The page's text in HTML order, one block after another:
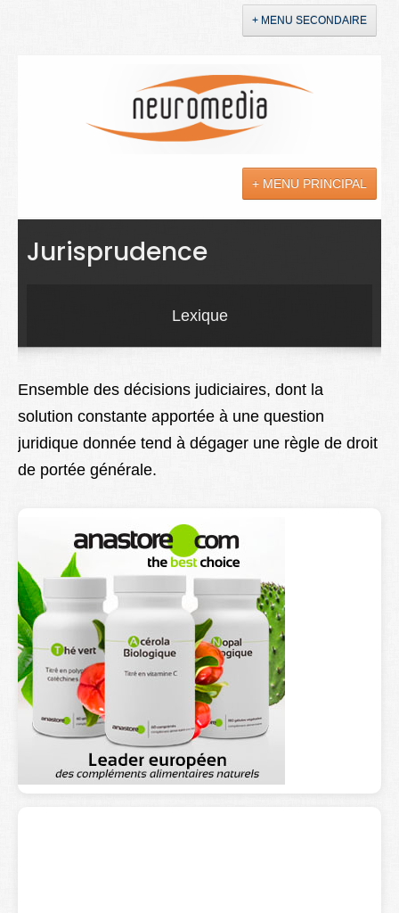
+ MENU SECONDAIRE
+ MENU PRINCIPAL
Actualités
Soins
Droit
Lexique
Better Health
Jurisprudence
Lexique
Ensemble des décisions judiciaires, dont la
solution constante apportée à une question
juridique donnée tend à dégager une règle de droit
de portée générale.